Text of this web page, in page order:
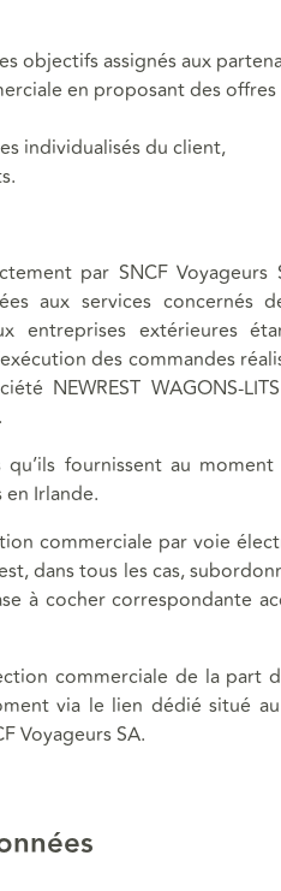
objectifs assignés aux
en proposant des offres
individualisés du client,
par SNCF Voyageurs
aux services concernés
entreprises extérieures
des commandes
NEWREST WAGONS-
fournissent au
Irlande.
commerciale par voie
dans tous les cas,
à cocher correspondante
commerciale de la part
via le lien dédié situé
Voyageurs SA.